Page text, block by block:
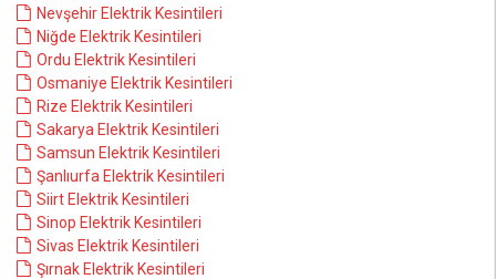
Nevşehir Elektrik Kesintileri
Niğde Elektrik Kesintileri
Ordu Elektrik Kesintileri
Osmaniye Elektrik Kesintileri
Rize Elektrik Kesintileri
Sakarya Elektrik Kesintileri
Samsun Elektrik Kesintileri
Şanlıurfa Elektrik Kesintileri
Siirt Elektrik Kesintileri
Sinop Elektrik Kesintileri
Sivas Elektrik Kesintileri
Şırnak Elektrik Kesintileri